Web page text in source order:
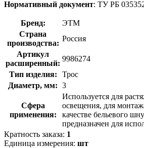
Нормативный документ: ТУ РБ
Бренд:
ЭТМ
Страна
производства:
Россия
Артикул
расширенный:
9986274
Тип изделия:
Трос
Диаметр, мм: 3
Сфера
применения:
Используется для
освещения, для
качестве бельевого
предназначен для
Кратность заказа: 1
Единица измерения: шт